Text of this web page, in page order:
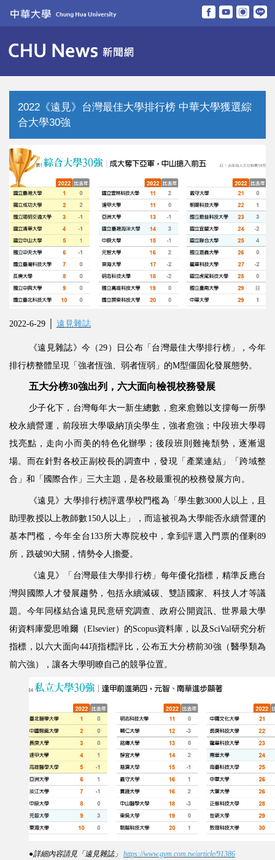
跳
要
內
2022《遠見》台灣最佳大學排行榜 中華大學獲選綜
合大學30強
2022-6-29 │ 遠見雜誌
《遠見雜誌》今（29）日公布「台灣最佳大學排行榜」，今年
排行榜整體呈現「強者恆強、弱者恆弱」的M型僵固化發展態勢。
五大分榜30強出列，六大面向檢視校務發展
少子化下，台灣每年大一新生總數，愈來愈難以支撐每一所學
校永續營運，前段班大學吸納頂尖學生，強者愈強；中段班大學尋
找亮點，走向小而美的特色化辦學；後段班則難掩頹勢，逐漸退
場。而在針對各校正副校長的調查中，發現「產業連結」「跨域整
合」和「國際合作」三大主題，是各校最重視的校務發展方向。
《遠見》大學排行榜評選學校門檻為「學生數3000人以上，且
助理教授以上教師數150人以上」，而這被視為大學能否永續營運的
基本門檻，今年全台133所大專院校中，拿到評選入門票的僅剩89
所，跌破90大關，情勢令人擔憂。
《遠見》「台灣最佳大學排行榜」每年優化指標，精準反應台
灣與國際人才發展趨勢，包括永續減碳、雙語國家、科技人才等議
題。今年同樣結合遠見民意研究調查、政府公開資訊、世界最大學
術資料庫愛思唯爾（Elsevier）的Scopus資料庫，以及SciVal研究分析
指標，以六大面向44項指標評比，公布五大分榜前30強（醫學類為
前六強），讓各大學明瞭自己的競爭位置。
●詳細內容請見「遠見雜誌」 https://www.gvm.com.tw/article/91386